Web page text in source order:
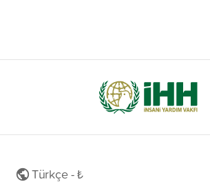
Türkçe - ₺